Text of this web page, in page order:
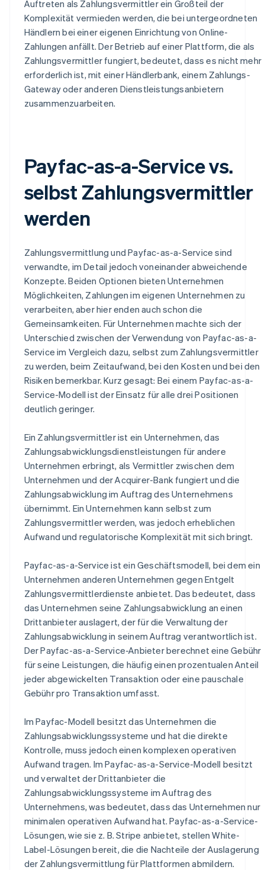
Auftreten als Zahlungsvermittler ein Großteil der
Komplexität vermieden werden, die bei untergeordneten
Händlern bei einer eigenen Einrichtung von Online-
Zahlungen anfällt. Der Betrieb auf einer Plattform, die als
Zahlungsvermittler fungiert, bedeutet, dass es nicht mehr
erforderlich ist, mit einer Händlerbank, einem Zahlungs-
Gateway oder anderen Dienstleistungsanbietern
zusammenzuarbeiten.
Payfac-as-a-Service vs.
selbst Zahlungsvermittler
werden
Zahlungsvermittlung und Payfac-as-a-Service sind
verwandte, im Detail jedoch voneinander abweichende
Konzepte. Beiden Optionen bieten Unternehmen
Möglichkeiten, Zahlungen im eigenen Unternehmen zu
verarbeiten, aber hier enden auch schon die
Gemeinsamkeiten. Für Unternehmen machte sich der
Unterschied zwischen der Verwendung von Payfac-as-a-
Service im Vergleich dazu, selbst zum Zahlungsvermittler
zu werden, beim Zeitaufwand, bei den Kosten und bei den
Risiken bemerkbar. Kurz gesagt: Bei einem Payfac-as-a-
Service-Modell ist der Einsatz für alle drei Positionen
deutlich geringer.
Ein Zahlungsvermittler ist ein Unternehmen, das
Zahlungsabwicklungsdienstleistungen für andere
Unternehmen erbringt, als Vermittler zwischen dem
Unternehmen und der Acquirer-Bank fungiert und die
Zahlungsabwicklung im Auftrag des Unternehmens
übernimmt. Ein Unternehmen kann selbst zum
Zahlungsvermittler werden, was jedoch erheblichen
Aufwand und regulatorische Komplexität mit sich bringt.
Payfac-as-a-Service ist ein Geschäftsmodell, bei dem ein
Unternehmen anderen Unternehmen gegen Entgelt
Zahlungsvermittlerdienste anbietet. Das bedeutet, dass
das Unternehmen seine Zahlungsabwicklung an einen
Drittanbieter auslagert, der für die Verwaltung der
Zahlungsabwicklung in seinem Auftrag verantwortlich ist.
Der Payfac-as-a-Service-Anbieter berechnet eine Gebühr
für seine Leistungen, die häufig einen prozentualen Anteil
jeder abgewickelten Transaktion oder eine pauschale
Gebühr pro Transaktion umfasst.
Im Payfac-Modell besitzt das Unternehmen die
Zahlungsabwicklungssysteme und hat die direkte
Kontrolle, muss jedoch einen komplexen operativen
Aufwand tragen. Im Payfac-as-a-Service-Modell besitzt
und verwaltet der Drittanbieter die
Zahlungsabwicklungssysteme im Auftrag des
Unternehmens, was bedeutet, dass das Unternehmen nur
minimalen operativen Aufwand hat. Payfac-as-a-Service-
Lösungen, wie sie z. B. Stripe anbietet, stellen White-
Label-Lösungen bereit, die die Nachteile der Auslagerung
der Zahlungsvermittlung für Plattformen abmildern.